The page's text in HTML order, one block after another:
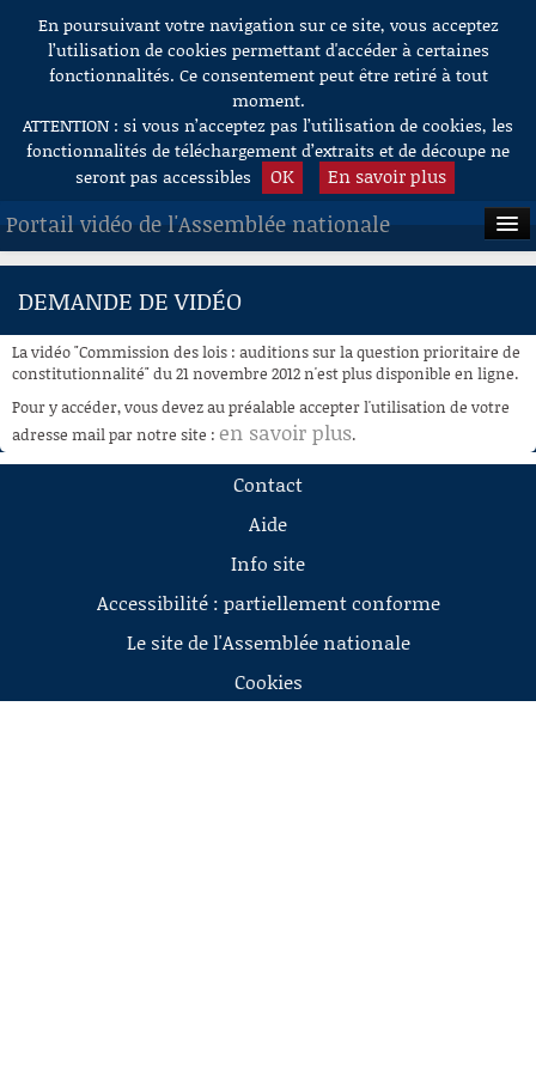
Aller au contenu
En poursuivant votre navigation sur ce site, vous acceptez
l’utilisation de cookies permettant d'accéder à certaines
fonctionnalités. Ce consentement peut être retiré à tout
moment.
ATTENTION : si vous n’acceptez pas l’utilisation de cookies, les
fonctionnalités de téléchargement d’extraits et de découpe ne
seront pas accessibles
OK En savoir plus
Portail vidéo de l'Assemblée nationale
ACCUEIL
À LA DEMANDE
RECHERCHE
AIDE À LA DÉCOUPE
DEMANDE DE VIDÉO
La vidéo "Commission des lois : auditions sur la question prioritaire de
constitutionnalité" du 21 novembre 2012 n'est plus disponible en ligne.
Pour y accéder, vous devez au préalable accepter l'utilisation de votre
adresse mail par notre site : en savoir plus.
Contact
Aide
Info site
Accessibilité : partiellement conforme
Le site de l'Assemblée nationale
Cookies